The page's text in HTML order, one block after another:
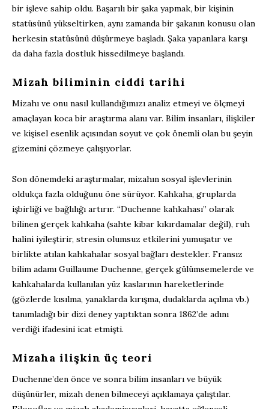
bir işleve sahip oldu. Başarılı bir şaka yapmak, bir kişinin
statüsünü yükseltirken, aynı zamanda bir şakanın konusu olan
herkesin statüsünü düşürmeye başladı. Şaka yapanlara karşı
da daha fazla dostluk hissedilmeye başlandı.
Mizah biliminin ciddi tarihi
Mizahı ve onu nasıl kullandığımızı analiz etmeyi ve ölçmeyi
amaçlayan koca bir araştırma alanı var. Bilim insanları, ilişkiler
ve kişisel esenlik açısından soyut ve çok önemli olan bu şeyin
gizemini çözmeye çalışıyorlar.
Son dönemdeki araştırmalar, mizahın sosyal işlevlerinin
oldukça fazla olduğunu öne sürüyor. Kahkaha, gruplarda
işbirliği ve bağlılığı artırır. “Duchenne kahkahası” olarak
bilinen gerçek kahkaha (sahte kibar kıkırdamalar değil), ruh
halini iyileştirir, stresin olumsuz etkilerini yumuşatır ve
birlikte atılan kahkahalar sosyal bağları destekler. Fransız
bilim adamı Guillaume Duchenne, gerçek gülümsemelerde ve
kahkahalarda kullanılan yüz kaslarının hareketlerinde
(gözlerde kısılma, yanaklarda kırışma, dudaklarda açılma vb.)
tanımladığı bir dizi deney yaptıktan sonra 1862’de adını
verdiği ifadesini icat etmişti.
Mizaha ilişkin üç teori
Duchenne’den önce ve sonra bilim insanları ve büyük
düşünürler, mizah denen bilmeceyi açıklamaya çalıştılar.